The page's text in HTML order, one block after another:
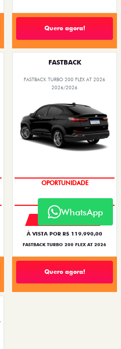
Quero agora!
FASTBACK
FASTBACK TURBO 200 FLEX AT 2026
2026/2026
OPORTUNIDADE
PESSOA FÍSICA
À VISTA POR R$ 119.990,00
FASTBACK TURBO 200 FLEX AT 2026
Quero agora!
WhatsApp